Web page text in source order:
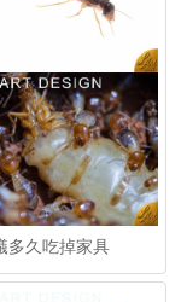
多久吃掉家具